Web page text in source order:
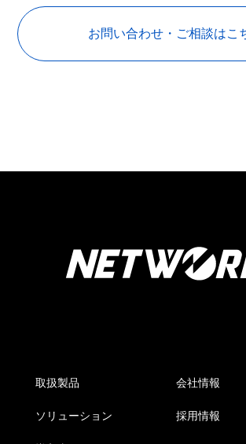
お問い合わせ・ご相談はこ
取扱製品
ソリューション
会社情報
採用情報